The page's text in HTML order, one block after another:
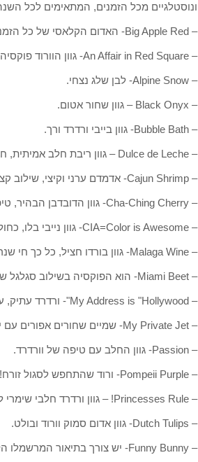
ונוסטלגיים מכל הזמנים, המתאימים לכל
– Big Apple Red- האדום הקלאסי של כל הזמנים.
– An Affair in Red Square- גוון הוורוד פוקסיה הראשון שנולד עם נגיעות שימר.
– Alpine Snow- לבן שלג נצחי.
– Black Onyx – גוון שחור אטום.
– Bubble Bath- גוון בייבי ורדרד ורך.
– Dulce de Leche – גוון ריבת חלב אמיתית, חלבי ובהיר ונטול כל מוקה.
– Cajun Shrimp- אדמדם ערני וקיצי, שילוב קצת כתום.
– Cha-Ching Cherry- גוון הדובדבן הבהיר, טיפה לפני שהוא מבשיל.
– CIA=Color is Awesome- גוון נייבי בלו, כחול עכור או ירוק דהוי.
– Malaga Wine- גוון בורדו חציל, כל כך חי שנראה כמעט אכיל.
– Miami Beet- הוא הפוקסיה בשילוב סגלגל שובב – גוון בוגר לצעירות.
– My Address is "Hollywood"- ורדרד עתיק, עכור, דהוי כמעט חלבי לגמרי.
– My Private Jet- שמיים שחורים אפורים עם ים של רסיסי כוכבים- שימרי ומנצנץ מאוד
– Passion- גוון החלב עם טיפה של וורדרד.
– Pompeii Purple- ורוד שהתחפש לסגול זורח! מרקר על הציפורניים.
– Princesses Rule! – גוון ורדרד חלבי שימרי להפליא.
– Dutch Tulips- גוון אדום סמוק וורוד ובולט.
– Funny Bunny- יש צורך בתיאור המרשמלו הלבן הזה??